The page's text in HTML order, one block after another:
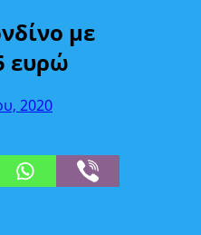
με
ευρώ
2020